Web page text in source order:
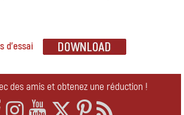
d'essai
des amis et obtenez une réduction !